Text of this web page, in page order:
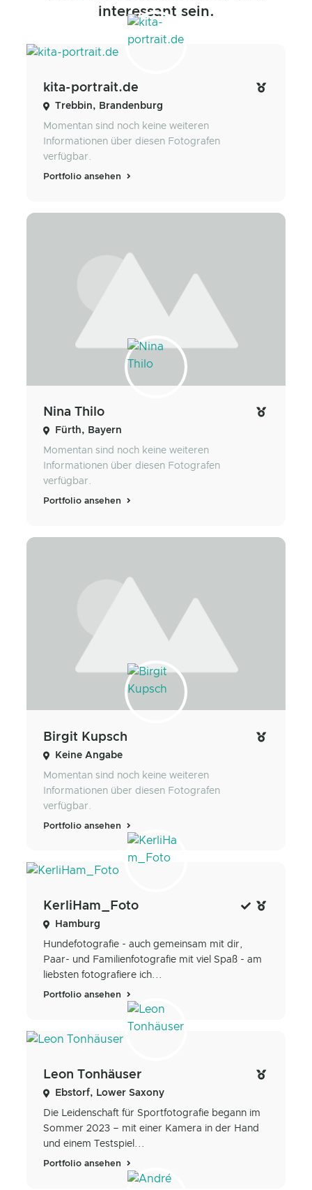
interessant sein.
kita-portrait.de
Trebbin, Brandenburg
Momentan sind noch keine weiteren
Informationen über diesen Fotografen
verfügbar.
Portfolio ansehen
Nina Thilo
Fürth, Bayern
Momentan sind noch keine weiteren
Informationen über diesen Fotografen
verfügbar.
Portfolio ansehen
Birgit Kupsch
Keine Angabe
Momentan sind noch keine weiteren
Informationen über diesen Fotografen
verfügbar.
Portfolio ansehen
KerliHam_Foto
Hamburg
Hundefotografie - auch gemeinsam mit dir,
Paar- und Familienfotografie mit viel Spaß - am
liebsten fotografiere ich...
Portfolio ansehen
Leon Tonhäuser
Ebstorf, Lower Saxony
Die Leidenschaft für Sportfotografie begann im
Sommer 2023 – mit einer Kamera in der Hand
und einem Testspiel...
Portfolio ansehen